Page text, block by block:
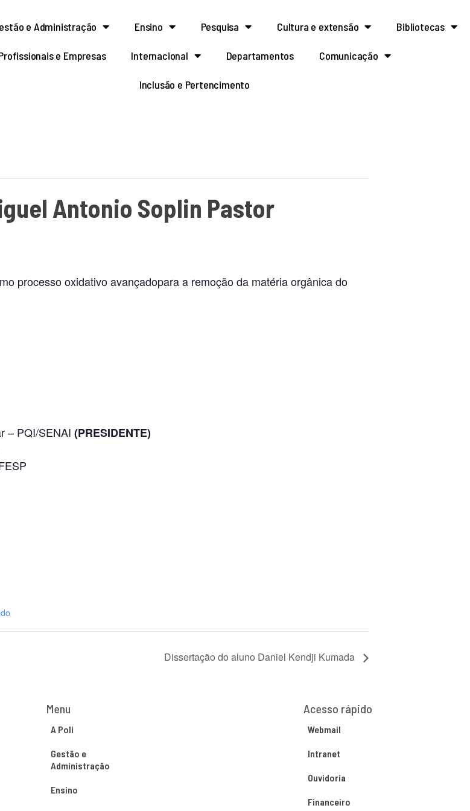
e Administração Ensino Pesquisa Cultura e extensão Bibliotecas
e Empresas Internacional Departamentos Comunicação
Inclusão e Pertencimento
Antonio Soplin Pastor
processo oxidativo avançadopara a remoção da matéria orgânica do
– PQI/SENAI (PRESIDENTE)
Dissertação do aluno Daniel Kendji Kumada
Menu
A Poli
Gestão e
Administração
Ensino
Acesso rápido
Webmail
Intranet
Ouvidoria
Financeiro